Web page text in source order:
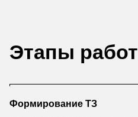
Этапы работ
Формирование ТЗ